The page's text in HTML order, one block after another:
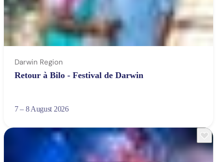
Darwin Region
Retour à Bilo - Festival de Darwin
7 – 8 August 2026